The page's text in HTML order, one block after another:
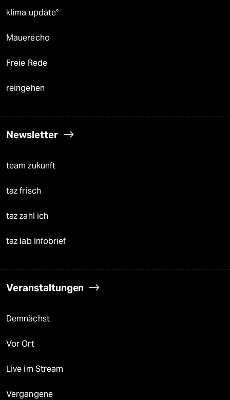
klima update°
Mauerecho
Freie Rede
reingehen
Newsletter
team zukunft
taz frisch
taz zahl ich
taz lab Infobrief
Veranstaltungen
Demnächst
Vor Ort
Live im Stream
Vergangene